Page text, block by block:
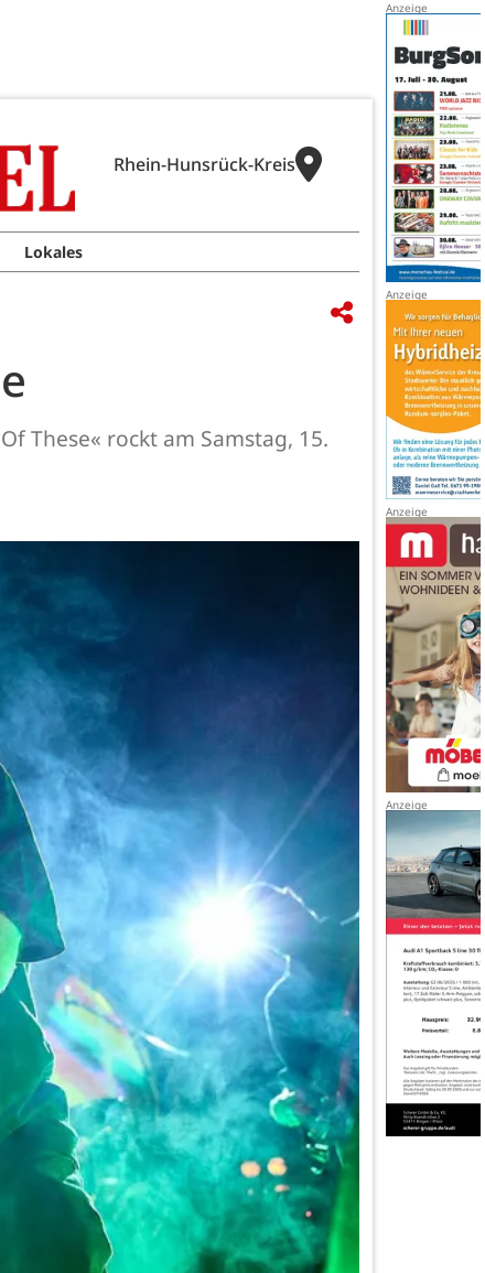
Rhein-Hunsrück-Kreis
Lokales
These« rockt am Samstag, 15.